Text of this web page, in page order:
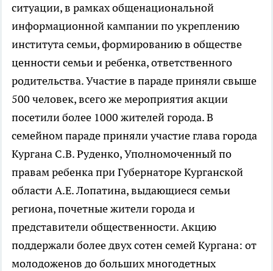
ситуации, в рамках общенациональной
информационной кампании по укреплению
института семьи, формированию в обществе
ценности семьи и ребенка, ответственного
родительства. Участие в параде приняли свыше
500 человек, всего же мероприятия акции
посетили более 1000 жителей города. В
семейном параде приняли участие глава города
Кургана С.В. Руденко, Уполномоченный по
правам ребенка при Губернаторе Курганской
области А.Е. Лопатина, выдающиеся семьи
региона, почетные жители города и
представители общественности. Акцию
поддержали более двух сотен семей Кургана: от
молодоженов до больших многодетных